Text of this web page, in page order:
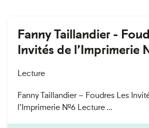
Fanny Taillandier -
Invités de l’Imprimerie
Lecture
Fanny Taillandier – Foudres Les
l’Imprimerie n°6 Lecture ...